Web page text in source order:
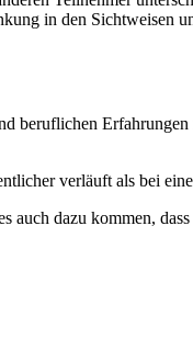
in den Sichtweisen
beruflichen
verläuft als bei
dazu kommen,